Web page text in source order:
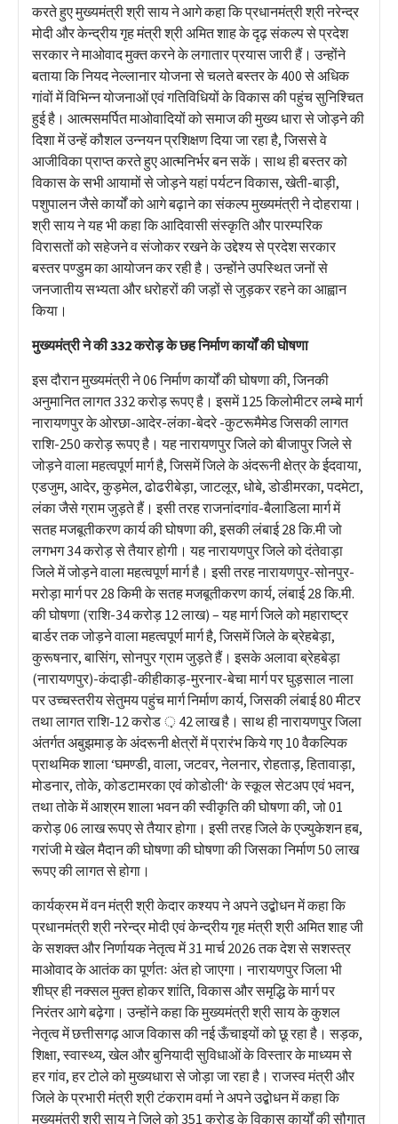
करते हुए मुख्यमंत्री श्री साय ने आगे कहा कि प्रधानमंत्री श्री नरेन्द्र
मोदी और केन्द्रीय गृह मंत्री श्री अमित शाह के दृढ़ संकल्प से प्रदेश
सरकार ने माओवाद मुक्त करने के लगातार प्रयास जारी हैं। उन्होंने
बताया कि नियद नेल्लानार योजना से चलते बस्तर के 400 से अधिक
गांवों में विभिन्न योजनाओं एवं गतिविधियों के विकास की पहुंच सुनिश्चित
हुई है। आत्मसमर्पित माओवादियों को समाज की मुख्य धारा से जोड़ने की
दिशा में उन्हें कौशल उन्नयन प्रशिक्षण दिया जा रहा है, जिससे वे
आजीविका प्राप्त करते हुए आत्मनिर्भर बन सकें। साथ ही बस्तर को
विकास के सभी आयामों से जोड़ने यहां पर्यटन विकास, खेती-बाड़ी,
पशुपालन जैसे कार्यों को आगे बढ़ाने का संकल्प मुख्यमंत्री ने दोहराया।
श्री साय ने यह भी कहा कि आदिवासी संस्कृति और पारम्परिक
विरासतों को सहेजने व संजोकर रखने के उद्देश्य से प्रदेश सरकार
बस्तर पण्डुम का आयोजन कर रही है। उन्होंने उपस्थित जनों से
जनजातीय सभ्यता और धरोहरों की जड़ों से जुड़कर रहने का आह्वान
किया।
मुख्यमंत्री ने की 332 करोड़ के छह निर्माण कार्यों की घोषणा
इस दौरान मुख्यमंत्री ने 06 निर्माण कार्यों की घोषणा की, जिनकी
अनुमानित लागत 332 करोड़ रूपए है। इसमें 125 किलोमीटर लम्बे मार्ग
नारायणपुर के ओरछा-आदेर-लंका-बेदरे -कुटरूमैमेड जिसकी लागत
राशि-250 करोड़ रूपए है। यह नारायणपुर जिले को बीजापुर जिले से
जोड़ने वाला महत्वपूर्ण मार्ग है, जिसमें जिले के अंदरूनी क्षेत्र के ईदवाया,
एडजुम, आदेर, कुड़मेल, ढोढरीबेड़ा, जाटलूर, धोबे, डोडीमरका, पदमेटा,
लंका जैसे ग्राम जुड़ते हैं। इसी तरह राजनांदगांव-बैलाडिला मार्ग में
सतह मजबूतीकरण कार्य की घोषणा की, इसकी लंबाई 28 कि.मी जो
लगभग 34 करोड़ से तैयार होगी। यह नारायणपुर जिले को दंतेवाड़ा
जिले में जोड़ने वाला महत्वपूर्ण मार्ग है। इसी तरह नारायणपुर-सोनपुर-
मरोड़ा मार्ग पर 28 किमी के सतह मजबूतीकरण कार्य, लंबाई 28 कि.मी.
की घोषणा (राशि-34 करोड़ 12 लाख) – यह मार्ग जिले को महाराष्ट्र
बार्डर तक जोड़ने वाला महत्वपूर्ण मार्ग है, जिसमें जिले के ब्रेहबेड़ा,
कुरूषनार, बासिंग, सोनपुर ग्राम जुड़ते हैं। इसके अलावा ब्रेहबेड़ा
(नारायणपुर)-कंदाड़ी-कीहीकाड़-मुरनार-बेचा मार्ग पर घुड़साल नाला
पर उच्चस्तरीय सेतुमय पहुंच मार्ग निर्माण कार्य, जिसकी लंबाई 80 मीटर
तथा लागत राशि-12 करोड ़ 42 लाख है। साथ ही नारायणपुर जिला
अंतर्गत अबुझमाड़ के अंदरूनी क्षेत्रों में प्रारंभ किये गए 10 वैकल्पिक
प्राथमिक शाला ‘घमण्डी, वाला, जटवर, नेलनार, रोहताड़, हितावाड़ा,
मोडनार, तोके, कोडटामरका एवं कोडोली‘ के स्कूल सेटअप एवं भवन,
तथा तोके में आश्रम शाला भवन की स्वीकृति की घोषणा की, जो 01
करोड़ 06 लाख रूपए से तैयार होगा। इसी तरह जिले के एज्युकेशन हब,
गरांजी मे खेल मैदान की घोषणा की घोषणा की जिसका निर्माण 50 लाख
रूपए की लागत से होगा।
कार्यक्रम में वन मंत्री श्री केदार कश्यप ने अपने उद्बोधन में कहा कि
प्रधानमंत्री श्री नरेन्द्र मोदी एवं केन्द्रीय गृह मंत्री श्री अमित शाह जी
के सशक्त और निर्णायक नेतृत्व में 31 मार्च 2026 तक देश से सशस्त्र
माओवाद के आतंक का पूर्णतः अंत हो जाएगा। नारायणपुर जिला भी
शीघ्र ही नक्सल मुक्त होकर शांति, विकास और समृद्धि के मार्ग पर
निरंतर आगे बढ़ेगा। उन्होंने कहा कि मुख्यमंत्री श्री साय के कुशल
नेतृत्व में छत्तीसगढ़ आज विकास की नई ऊँचाइयों को छू रहा है। सड़क,
शिक्षा, स्वास्थ्य, खेल और बुनियादी सुविधाओं के विस्तार के माध्यम से
हर गांव, हर टोले को मुख्यधारा से जोड़ा जा रहा है। राजस्व मंत्री और
जिले के प्रभारी मंत्री श्री टंकराम वर्मा ने अपने उद्बोधन में कहा कि
मुख्यमंत्री श्री साय ने जिले को 351 करोड़ के विकास कार्यों की सौगात